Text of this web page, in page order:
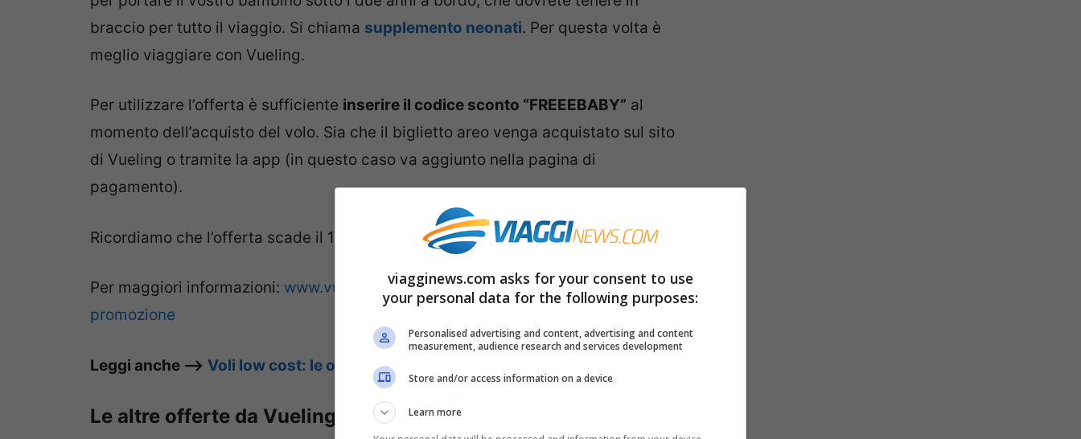
braccio per tutto il viaggio. Si chiama supplemento neonati. Per questa volta è
meglio viaggiare con Vueling.
Per utilizzare l’offerta è sufficiente inserire il codice sconto “FREEEBABY” al
momento dell’acquisto del volo. Sia che il biglietto areo venga acquistato sul sito
di Vueling o tramite la app (in questo caso va aggiunto nella pagina di
pagamento).
Ricordiamo che l’offerta scade il 19 luglio!
Per maggiori informazioni: www.vueling.com/it/prenota-il-tuo-volo/voli-in-
promozione
Leggi anche –> Voli low cost: le offerte per le vacanze 2020
Le altre offerte da Vueling
viagginews.com asks for your consent to use
your personal data for the following purposes:
Personalised advertising and content, advertising and content
measurement, audience research and services development
Store and/or access information on a device
Learn more